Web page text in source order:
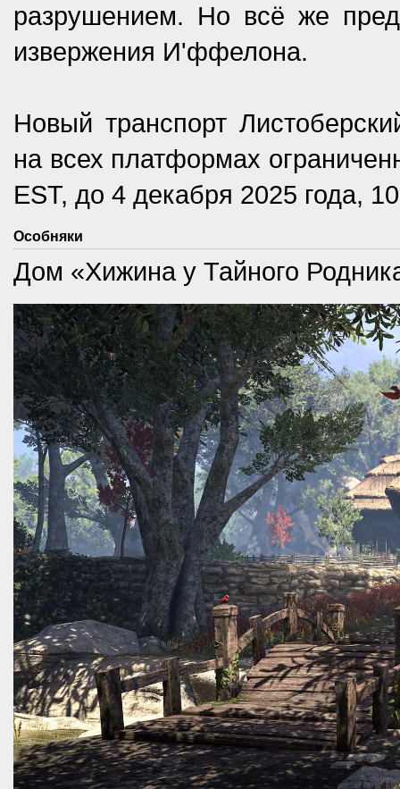
разрушением. Но всё же
извержения И'ффелона.
Новый транспорт
на всех платформах
EST, до 4 декабря 2025 года,
Особняки
Дом «Хижина у Тайного